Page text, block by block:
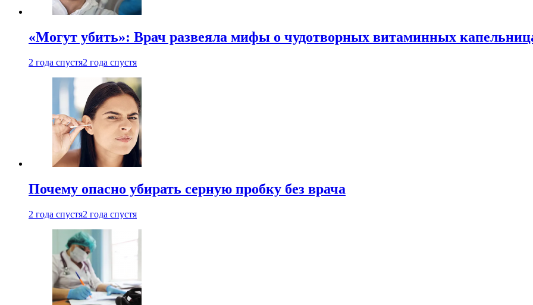
«Могут убить»: Врач развеяла мифы о чудотворных витаминных
2 года спустя2 года спустя
Почему опасно убирать серную пробку без врача
2 года спустя2 года спустя